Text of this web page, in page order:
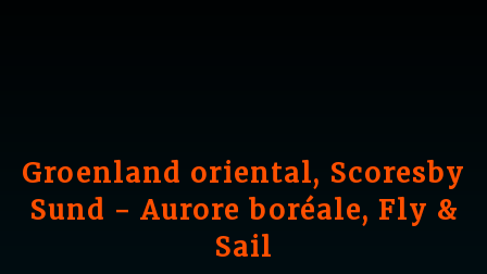
Groenland oriental, Scoresby
Sund - Aurore boréale, Fly &
Sail